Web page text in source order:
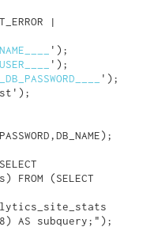
|
');
');
');
(SELECT
AS subquery;");